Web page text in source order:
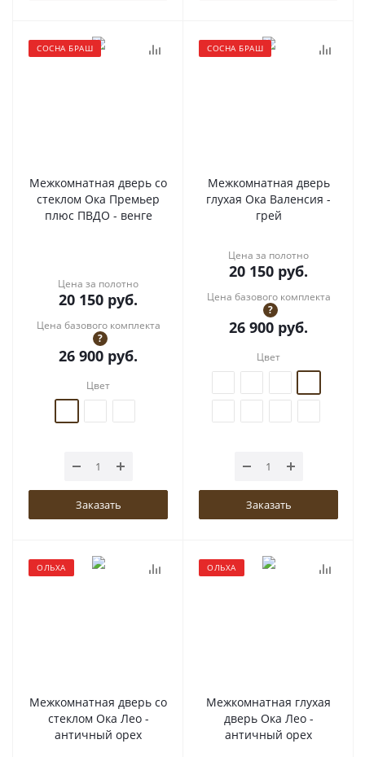
СОСНА БРАШ
Межкомнатная дверь со
стеклом Ока Премьер
плюс ПВДО - венге
Цена за полотно
20 150 руб.
Цена базового комплекта
?
26 900 руб.
Цвет
Заказать
СОСНА БРАШ
Межкомнатная дверь
глухая Ока Валенсия -
грей
Цена за полотно
20 150 руб.
Цена базового комплекта
?
26 900 руб.
Цвет
Заказать
ОЛЬХА
Межкомнатная дверь со
стеклом Ока Лео -
античный орех
ОЛЬХА
Межкомнатная глухая
дверь Ока Лео -
античный орех